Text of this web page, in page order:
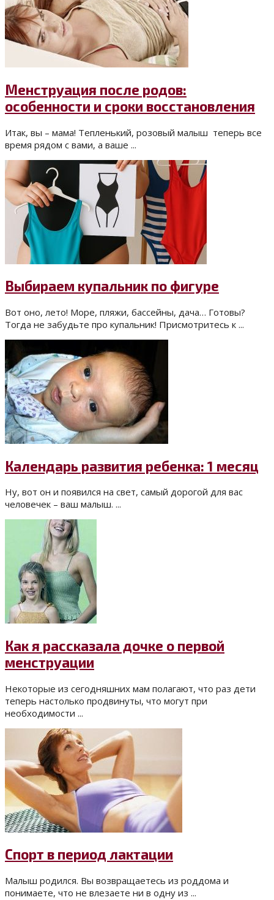
Менструация после родов:
особенности и сроки восстановления
Итак, вы – мама! Тепленький, розовый малыш теперь все
время рядом с вами, а ваше ...
Выбираем купальник по фигуре
Вот оно, лето! Море, пляжи, бассейны, дача… Готовы?
Тогда не забудьте про купальник! Присмотритесь к ...
Календарь развития ребенка: 1 месяц
Ну, вот он и появился на свет, самый дорогой для вас
человечек – ваш малыш. ...
Как я рассказала дочке о первой
менструации
Некоторые из сегодняшних мам полагают, что раз дети
теперь настолько продвинуты, что могут при
необходимости ...
Спорт в период лактации
Малыш родился. Вы возвращаетесь из роддома и
понимаете, что не влезаете ни в одну из ...